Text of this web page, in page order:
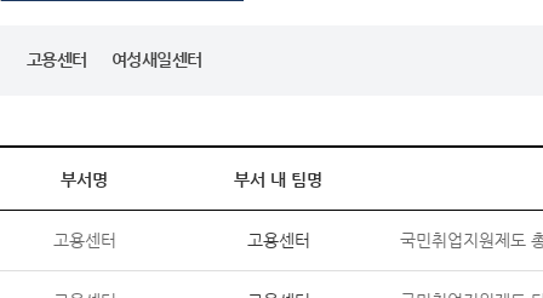
고용센터 여성새일센터
부서명 부서 내 팀명
고용센터 고용센터 국민취업지원제도